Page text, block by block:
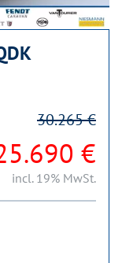
€
30.265 €
incl. 19% MwSt.